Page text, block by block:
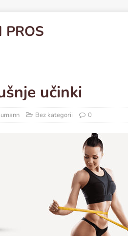
PROS
učinki
Bez kategorii 0